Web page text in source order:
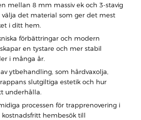
mellan 8 mm massiv ek och 3-stavig
det material som ger det mest
i ditt hem.
förbättringar och modern
en tystare och mer stabil
i många år.
ytbehandling, som hårdvaxolja,
slutgiltiga estetik och hur
underhålla.
processen för trapprenovering i
hembesök till